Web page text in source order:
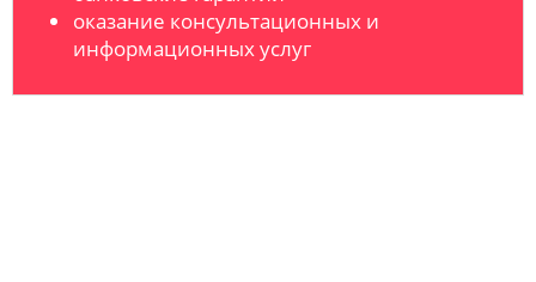
оказание консультационных и
информационных услуг